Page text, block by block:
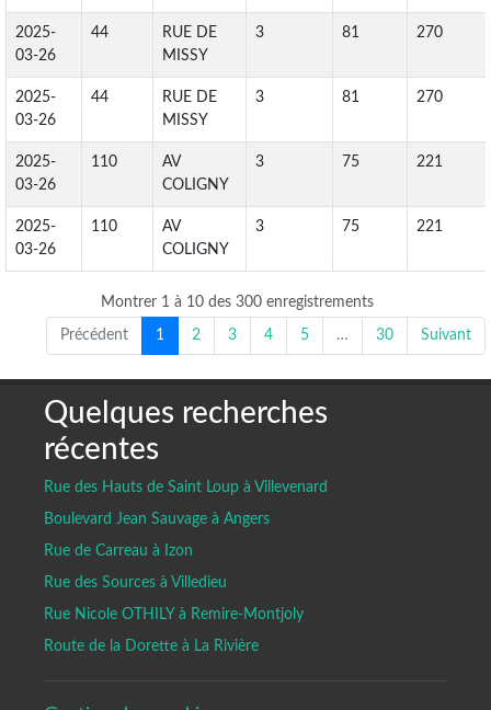
2025-
03-26
44
RUE DE
MISSY
3 81 270
2025-
03-26
44
RUE DE
MISSY
3 81 270
2025-
03-26
110
AV
COLIGNY
3 75 221
2025-
03-26
110
AV
COLIGNY
3 75 221
Montrer 1 à 10 des 300 enregistrements
Précédent 1 2 3 4 5 … 30 Suivant
Quelques recherches
récentes
Rue des Hauts de Saint Loup à Villevenard
Boulevard Jean Sauvage à Angers
Rue de Carreau à Izon
Rue des Sources à Villedieu
Rue Nicole OTHILY à Remire-Montjoly
Route de la Dorette à La Rivière